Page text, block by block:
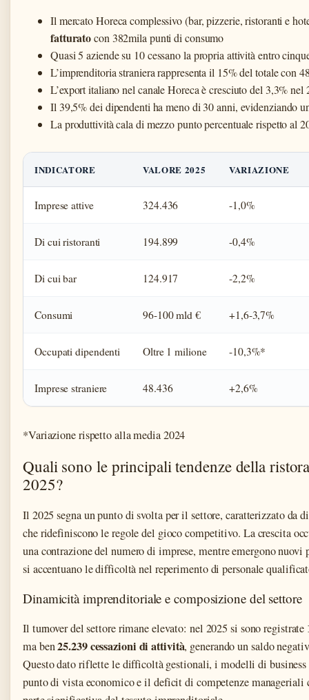
Il mercato Horeca complessivo (bar, pizzerie, ristoranti e
fatturatocon 382mila punti di consumo
Quasi 5 aziende su 10 cessano la propria attività entro
L’imprenditoria straniera rappresenta il 15% del totale con
L’export italiano nel canale Horeca è cresciuto del 3,3% nel
Il 39,5% dei dipendenti ha meno di 30 anni, evidenziando
La produttività cala di mezzo punto percentuale rispetto al
INDICATORE VALORE 2025 VARIAZIONE
Imprese attive 324.436 -1,0%
Di cui ristoranti 194.899 -0,4%
Di cui bar 124.917 -2,2%
Consumi 96-100 mld € +1,6-3,7%
Occupati dipendenti Oltre 1 milione -10,3%*
Imprese straniere 48.436 +2,6%
*Variazione rispetto alla media 2024
Quali sono le principali tendenze della
2025?
Il 2025 segna un punto di svolta per il settore, caratterizzato da
che ridefiniscono le regole del gioco competitivo. La crescita
una contrazione del numero di imprese, mentre emergono
si accentuano le difficoltà nel reperimento di personale
Dinamicità imprenditoriale e composizione del settore
Il turnover del settore rimane elevato: nel 2025 si sono registrate
ma ben25.239 cessazioni di attività, generando un saldo
Questo dato riflette le difficoltà gestionali, i modelli di
punto di vista economico e il deficit di competenze manageriali